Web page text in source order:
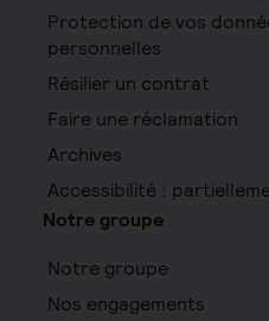
Protection de vos
personnelles
Résilier un contrat
Faire une réclamation
Archives
Accessibilité :
Notre groupe
Notre groupe
Nos engagements